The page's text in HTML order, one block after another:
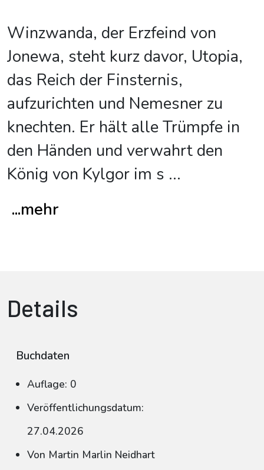
Winzwanda, der Erzfeind von
Jonewa, steht kurz davor, Utopia,
das Reich der Finsternis,
aufzurichten und Nemesner zu
knechten. Er hält alle Trümpfe in
den Händen und verwahrt den
König von Kylgor im s ...
...mehr
Details
Buchdaten
Auflage: 0
Veröffentlichungsdatum:
27.04.2026
Von Martin Marlin Neidhart